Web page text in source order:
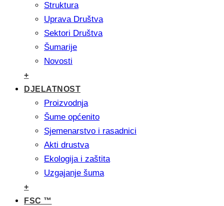
Struktura
Uprava Društva
Sektori Društva
Šumarije
Novosti
+
DJELATNOST
Proizvodnja
Šume općenito
Sjemenarstvo i rasadnici
Akti drustva
Ekologija i zaštita
Uzgajanje šuma
+
FSC ™